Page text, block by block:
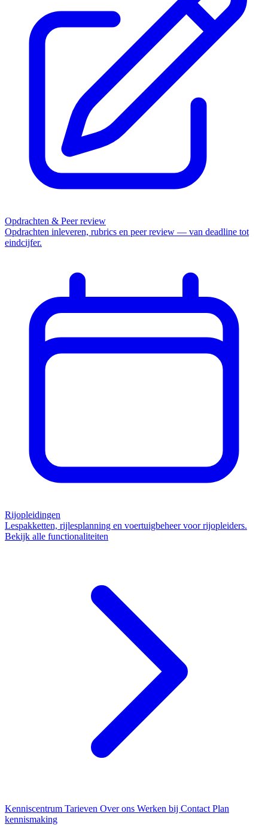
Opdrachten & Peer review
Opdrachten inleveren, rubrics en peer review — van deadline tot
eindcijfer.
Rijopleidingen
Lespakketten, rijlesplanning en voertuigbeheer voor rijopleiders.
Bekijk alle functionaliteiten
Kenniscentrum Tarieven Over ons Werken bij Contact Plan
kennismaking